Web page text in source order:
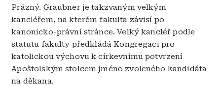
Prázný. Graubner je takzvaným velkým
kancléřem, na kterém fakulta závisí po
kanonicko-právní stránce. Velký kancléř podle
statutu fakulty předkládá Kongregaci pro
katolickou výchovu k církevnímu potvrzení
Apoštolským stolcem jméno zvoleného kandidáta
na děkana.